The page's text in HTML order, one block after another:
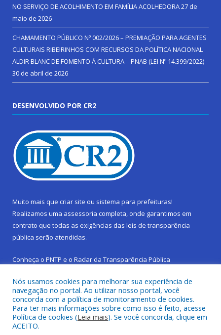
NO SERVIÇO DE ACOLHIMENTO EM FAMÍLIA ACOLHEDORA27 de
maio de 2026
CHAMAMENTO PÚBLICO Nº 002/2026 – PREMIAÇÃO PARA AGENTES
CULTURAIS RIBEIRINHOS COM RECURSOS DA POLÍTICA NACIONAL
ALDIR BLANC DE FOMENTO Á CULTURA – PNAB (LEI Nº 14.399/2022)
30 de abril de 2026
DESENVOLVIDO POR CR2
Muito mais que criar site ou sistema para prefeituras!
Realizamos uma assessoria completa, onde garantimos em
contrato que todas as exigências das leis de transparência
pública serão atendidas.
Conheça o PNTP e o Radar da Transparência Pública
Todos os direitos reservados a Prefeitura Municipal de São
Sebastião da Boa Vista.
Nós usamos cookies para melhorar sua experiência de
navegação no portal. Ao utilizar nosso portal, você
concorda com a política de monitoramento de cookies.
Para ter mais informações sobre como isso é feito, acesse
Política de cookies (Leia mais). Se você concorda, clique em
ACEITO.